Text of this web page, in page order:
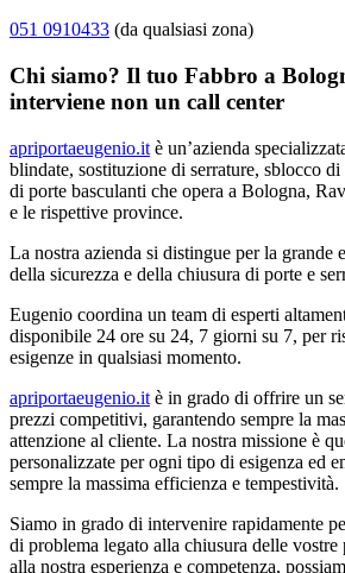
051 0910433 (da qualsiasi zona)
Chi siamo? Il tuo Fabbro a
interviene non un call center
apriportaeugenio.it è un’azienda
blindate, sostituzione di serrature, sblocco di
di porte basculanti che opera a Bologna,
e le rispettive province.
La nostra azienda si distingue per la grande
della sicurezza e della chiusura di porte e
Eugenio coordina un team di esperti
disponibile 24 ore su 24, 7 giorni su 7, per
esigenze in qualsiasi momento.
apriportaeugenio.it è in grado di offrire un
prezzi competitivi, garantendo sempre la
attenzione al cliente. La nostra missione è
personalizzate per ogni tipo di esigenza ed
sempre la massima efficienza e tempestività.
Siamo in grado di intervenire rapidamente
di problema legato alla chiusura delle vostre
alla nostra esperienza e competenza,